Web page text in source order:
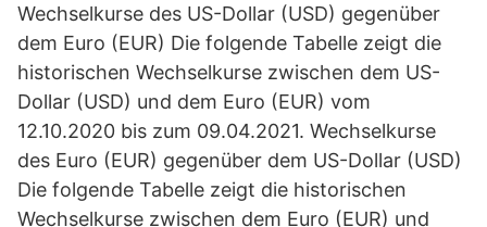
Wechselkurse des US-Dollar (USD) gegenüber
dem Euro (EUR) Die folgende Tabelle zeigt die
historischen Wechselkurse zwischen dem US-
Dollar (USD) und dem Euro (EUR) vom
12.10.2020 bis zum 09.04.2021. Wechselkurse
des Euro (EUR) gegenüber dem US-Dollar (USD)
Die folgende Tabelle zeigt die historischen
Wechselkurse zwischen dem Euro (EUR) und